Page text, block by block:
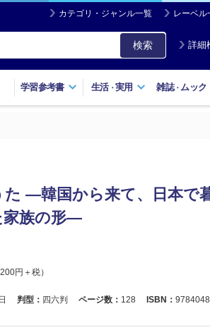
カテゴリ・ジャンル一覧 レーベル
検索 詳細
学習参考書 生活・実用 雑誌・ ムック
た ―韓国から来て、日本で
家族の形―
円＋税）
判型： 四六判 ページ数： 128 ISBN：